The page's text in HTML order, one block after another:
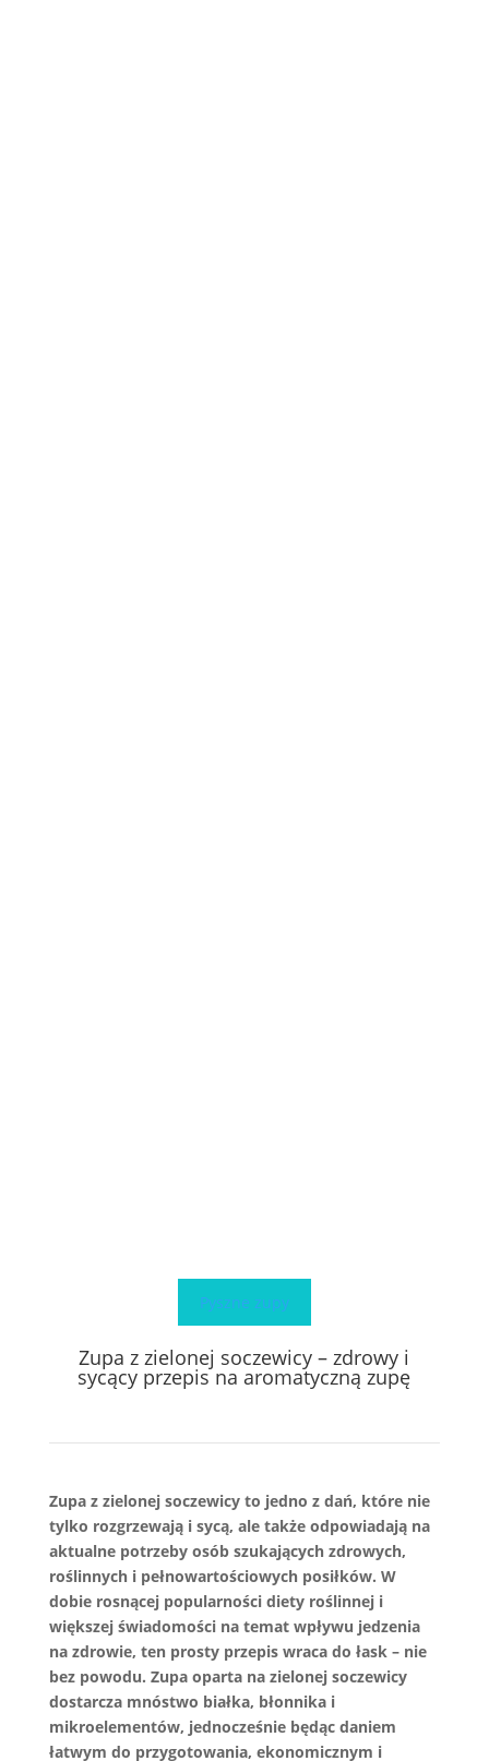
Pyszne zupy
Zupa z zielonej soczewicy – zdrowy i
sycący przepis na aromatyczną zupę
Zupa z zielonej soczewicy to jedno z dań, które nie
tylko rozgrzewają i sycą, ale także odpowiadają na
aktualne potrzeby osób szukających zdrowych,
roślinnych i pełnowartościowych posiłków. W
dobie rosnącej popularności diety roślinnej i
większej świadomości na temat wpływu jedzenia
na zdrowie, ten prosty przepis wraca do łask – nie
bez powodu. Zupa oparta na zielonej soczewicy
dostarcza mnóstwo białka, błonnika i
mikroelementów, jednocześnie będąc daniem
łatwym do przygotowania, ekonomicznym i